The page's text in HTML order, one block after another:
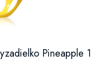
Pineapple 1